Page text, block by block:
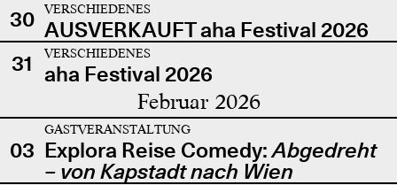
30
VERSCHIEDENES
AUSVERKAUFT aha Festival 2026
31
VERSCHIEDENES
aha Festival 2026
Februar 2026
03
GASTVERANSTALTUNG
Explora Reise Comedy:Abgedreht
– von Kapstadt nach Wien